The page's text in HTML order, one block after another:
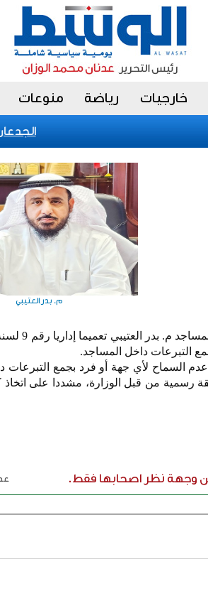
خارجيات رياضة منوعات
الجدعان:
م. بدر العتيبي
التبرعات داخل المساجد.
عدم السماح لأي جهة أو فرد بجمع التبرعات
رسمية من قبل الوزارة، مشددا على اتخاذ
عن وجهة نظر اصحابها فقط.